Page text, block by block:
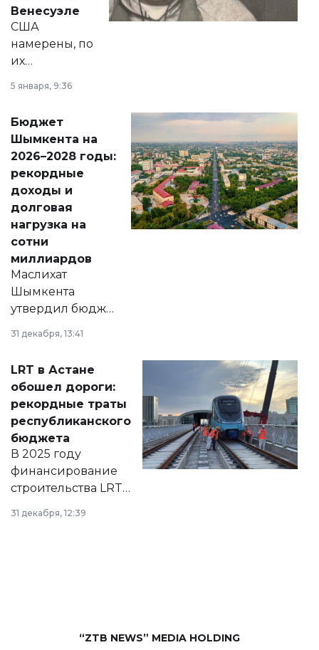
Венесуэле
США
намерены, по
их
принести
народу
Венесуэлы.
5 января, 9:36
Бюджет
Шымкента на
2026–2028 годы:
рекордные
доходы и
долговая
нагрузка на
сотни
миллиардов
Маслихат
Шымкента
утвердил бюджет
города на 2026–
2028 годы.
документ
появился в базе
нормативных
правовых актов и
на сайте маслихат
города.
31 декабря, 13:41
LRT в Астане
обошел дороги:
рекордные траты
республиканского
бюджета
В 2025 году
финансирование
строительства LRT
в Астане из
республиканского
31 декабря, 12:39
“ZTB NEWS” MEDIA HOLDING